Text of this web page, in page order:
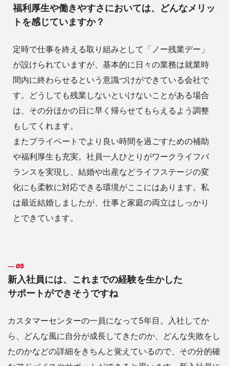
福利厚生や働きやすさにおいては、どんなメリッ
トを感じていますか？
定時で仕事を終える取り組みとして「ノー残業デー」
が設けられていますが、基本的に日々の業務は就業時
間内に終わらせるという意識づけができている会社で
す。どうしても残業しないといけないことがある場合
は、その分ほかの日に早く帰らせてもらえるよう調整
もしてくれます。
またプライベートでより良い時間を過ごすための補助
や福利厚生も充実。社員一人ひとりがワークライフバ
ランスを実現し、結婚や出産などライフステージの変
化にも柔軟に対応できる環境がここにはあります。私
は最近結婚しましたが、仕事と家庭の両立はしっかり
とできています。
新入社員には、これまでの経験を生かした
サポートができそうですね
カスタマーセンターの一員になって5年目。入社してか
ら、どんな風に自分が成長してきたのか、どんな失敗をし
たのかなどの詳細をきちんと覚えているので、その分的確